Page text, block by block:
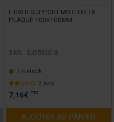
ETRIER SUPPORT MOTEUR T6
PLAQUE 100x100MM
SIMU - SU9530018
En stock
2 avis
7,16€ TTC
AJOUTER AU PANIER